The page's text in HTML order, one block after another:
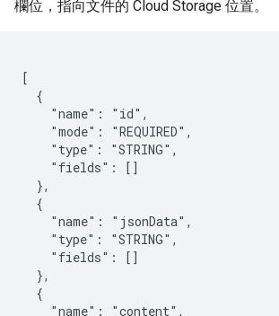
欄位，指向文件的 Cloud Storage 位置。
[
  {
    "name": "id",
    "mode": "REQUIRED",
    "type": "STRING",
    "fields": []
  },
  {
    "name": "jsonData",
    "type": "STRING",
    "fields": []
  },
  {
    "name": "content",